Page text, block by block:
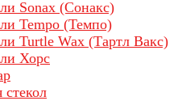
Sonax (Сонакс)
Tempo (Темпо)
Turtle Wax (Тартл Вакс)
Хорс
стекол